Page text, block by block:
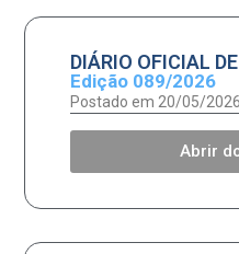
DIÁRIO OFICIAL
Edição 089/2026
Postado em 20/05/2026
Abrir